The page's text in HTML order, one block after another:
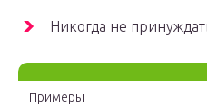
Никогда не
Примеры